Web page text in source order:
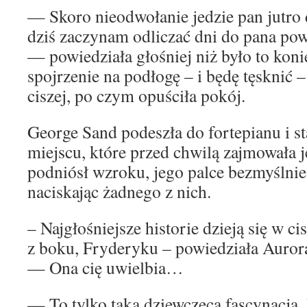
— Skoro nieodwołanie jedzie pan jutro
dziś zaczynam odliczać dni do pana
— powiedziała głośniej niż było to
spojrzenie na podłogę – i będę tęsknić
ciszej, po czym opuściła pokój.
George Sand podeszła do fortepianu i
miejscu, które przed chwilą
podniósł wzroku, jego palce
naciskając żadnego z nich.
– Najgłośniejsze historie dzieją się w
z boku, Fryderyku – powiedziała
— Ona cię uwielbia…